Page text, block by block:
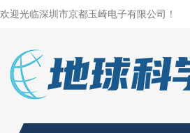
欢迎光临深圳市京都玉崎电子有限公司！